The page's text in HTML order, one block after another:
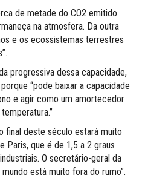
de metade do CO2 emitido
na atmosfera. Da outra
e os ecossistemas terrestres
progressiva dessa capacidade,
“pode baixar a capacidade
e agir como um amortecedor
final deste século estará muito
Paris, que é de 1,5 a 2 graus
O secretário-geral da
está muito fora do rumo”.